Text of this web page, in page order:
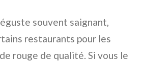
souvent saignant,
restaurants pour les
rouge de qualité. Si vous le